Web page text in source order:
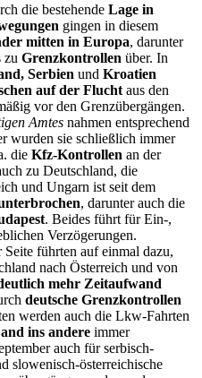
die bestehende Lage in
gingen in diesem
mitten in Europa, darunter
zu Grenzkontrollen über. In
Serbien und Kroatien
auf der Flucht aus den
vor den Grenzübergängen.
Amtes nahmen entsprechend
wurden sie schließlich immer
die Kfz-Kontrollen an der
zu Deutschland, die
und Ungarn ist seit dem
, darunter auch die
. Beides führt für Ein-,
Verzögerungen.
führten auf einmal dazu,
nach Österreich und von
mehr Zeitaufwand
deutsche Grenzkontrollen
werden auch die Lkw-Fahrten
ins andere immer
auch für serbisch-
slowenisch-österreichische